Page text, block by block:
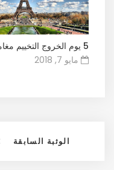
5 يوم الخروج التخييم مغامرة
مايو 7, 2018
الوثبة السابقة